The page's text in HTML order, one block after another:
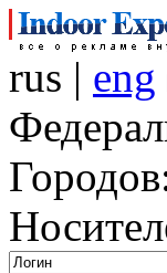
rus | eng